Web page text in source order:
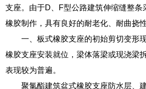
支座。由于D、F型公路建筑伸缩缝整条
橡胶制作，具有良好的耐老化、耐曲挠性
一、板式橡胶支座的初始剪切变形
橡胶支座安装就位，梁体落梁或现浇梁
表现较为普遍。
聚氯酯建筑盆式橡胶支座防水层、